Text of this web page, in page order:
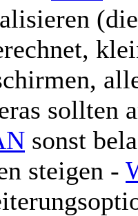
sollten
sonst
steigen -